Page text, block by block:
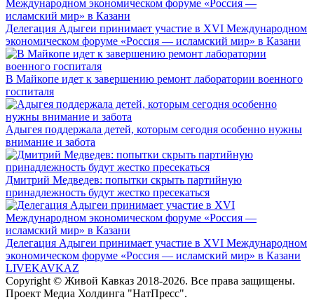
Делегация Адыгеи принимает участие в XVI Международном
экономическом форуме «Россия — исламский мир» в Казани
В Майкопе идет к завершению ремонт лаборатории военного
госпиталя
Адыгея поддержала детей, которым сегодня особенно нужны
внимание и забота
Дмитрий Медведев: попытки скрыть партийную
принадлежность будут жестко пресекаться
Делегация Адыгеи принимает участие в XVI Международном
экономическом форуме «Россия — исламский мир» в Казани
LIVEKAVKAZ
Copyright © Живой Кавказ 2018-2026. Все права защищены.
Проект Медиа Холдинга "НатПресс".